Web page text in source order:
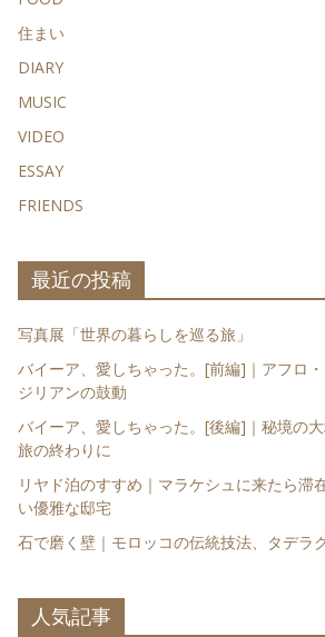
住まい
DIARY
MUSIC
VIDEO
ESSAY
FRIENDS
最近の投稿
写真展「世界の暮らしを巡る旅」
バイーア、愛しちゃった。[前編]｜アフロ
ジリアンの鼓動
バイーア、愛しちゃった。[後編]｜秘境の大
旅の終わりに
リヤド泊のすすめ｜マラケシュに来たら滞
い優雅な邸宅
石で磨く壁｜モロッコの伝統技法、タデラ
人気記事